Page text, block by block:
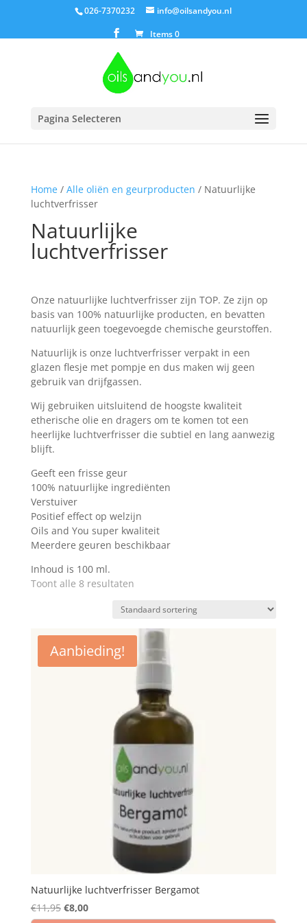
026-7370232
info@oilsandyou.nl
Items 0
Pagina Selecteren
Home/ Alle oliën en geurproducten / Natuurlijke
luchtverfrisser
Natuurlijke
luchtverfrisser
Onze natuurlijke luchtverfrisser zijn TOP. Ze zijn op
basis van 100% natuurlijke producten, en bevatten
natuurlijk geen toegevoegde chemische geurstoffen.
Natuurlijk is onze luchtverfrisser verpakt in een
glazen flesje met pompje en dus maken wij geen
gebruik van drijfgassen.
Wij gebruiken uitsluitend de hoogste kwaliteit
etherische olie en dragers om te komen tot een
heerlijke luchtverfrisser die subtiel en lang aanwezig
blijft.
Geeft een frisse geur
100% natuurlijke ingrediënten
Verstuiver
Positief effect op welzijn
Oils and You super kwaliteit
Meerdere geuren beschikbaar
Inhoud is 100 ml.
Toont alle 8 resultaten
Aanbieding!
Natuurlijke luchtverfrisser Bergamot
€11,95 Oorspronkelijke
€8,00Huidige